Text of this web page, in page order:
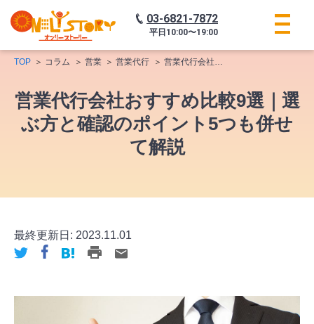
03-6821-7872
平日 10:00〜19:00
TOP コラム 営業 営業代行 営業代行会社おすすめ比較9選｜選ぶ方と確認のポイント5つも併せて解説
営業代行会社おすすめ比較9選｜選
ぶ方と確認のポイント5つも併せ
て解説
最終更新日: 2023.11.01